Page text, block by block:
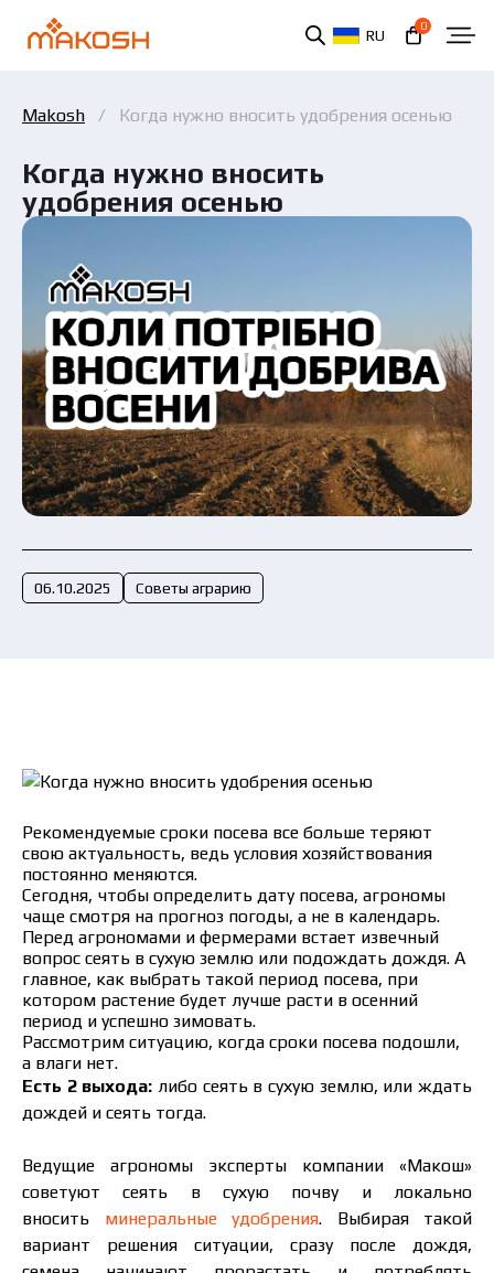
RU
0
Makosh Когда нужно вносить удобрения осенью
Когда нужно вносить
удобрения осенью
06.10.2025 Советы аграрию
Рекомендуемые сроки посева все больше теряют
свою актуальность, ведь условия хозяйствования
постоянно меняются.
Сегодня, чтобы определить дату посева, агрономы
чаще смотря на прогноз погоды, а не в календарь.
Перед агрономами и фермерами встает извечный
вопрос сеять в сухую землю или подождать дождя. А
главное, как выбрать такой период посева, при
котором растение будет лучше расти в осенний
период и успешно зимовать.
Рассмотрим ситуацию, когда сроки посева подошли,
а влаги нет.
Есть 2 выхода: либо сеять в сухую землю, или ждать
дождей и сеять тогда.
Ведущие агрономы эксперты компании «Макош»
советуют сеять в сухую почву и локально
вносить минеральные удобрения. Выбирая такой
вариант решения ситуации, сразу после дождя,
Вы ознакомились и соглашаетесь с политикой
защиты персональных данных.